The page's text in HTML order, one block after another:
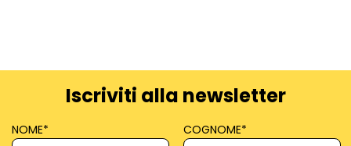
Iscriviti alla newsletter
NOME* COGNOME*